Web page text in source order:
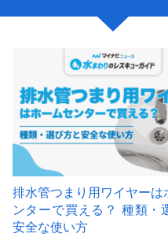
排水管つまり用ワイヤーは
ンターで買える？ 種類・
安全な使い方